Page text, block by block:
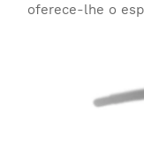
oferece-lhe o